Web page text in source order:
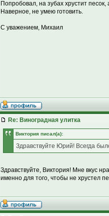
Попробовал, на зубах хрустит
Наверное, не умею готовить.
С уважением, Михаил
Re: Виноградная улитка
Виктория писал(а):
Здравствуйте Юрий! Всегда
Здравствуйте, Виктория! Мне вкус
именно для того, чтобы не хрустел